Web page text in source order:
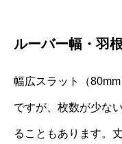
ルーバー幅・羽
幅広スラット（
ですが、枚数が少な
ることもあります。